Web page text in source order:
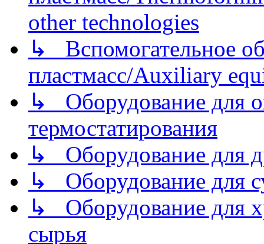
other technologies
↳ Вспомогательное
пластмасс/Auxiliary
↳ Оборудование для
термостатирования
↳ Оборудование для
↳ Оборудование для
↳ Оборудование для
сырья